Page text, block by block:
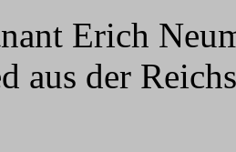
Erich
aus der